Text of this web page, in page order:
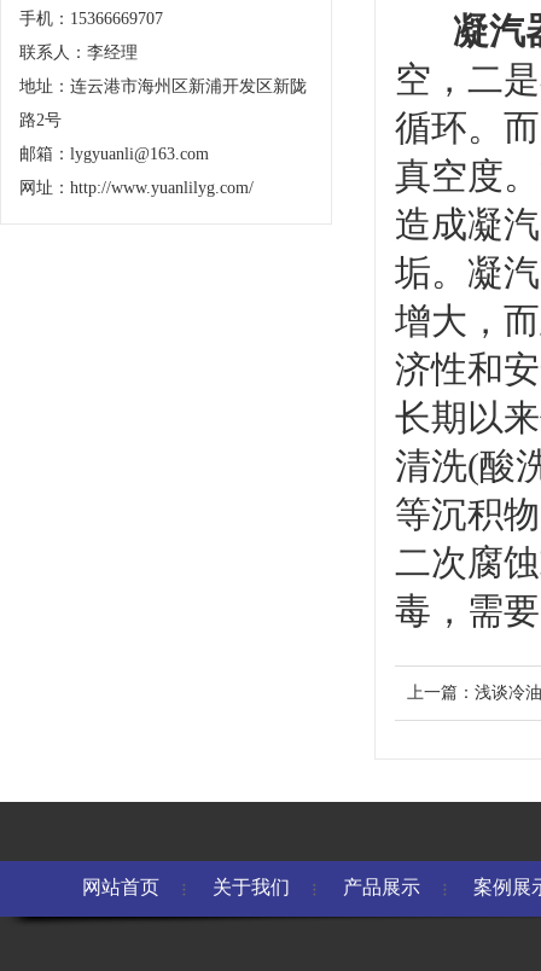
手机：15366669707
联系人：李经理
地址：连云港市海州区新浦开发区新陇
路2号
邮箱：lygyuanli@163.com
网址：http://www.yuanlilyg.com/
凝汽
空，二
循环。
真空度
造成凝
垢。凝
增大，
济性和
长期以
清洗(酸
等沉积
二次腐
毒，需
上一篇： 浅谈冷
网站首页 关于我们 产品展示 案例展